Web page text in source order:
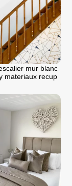
mur blanc
materiaux recup